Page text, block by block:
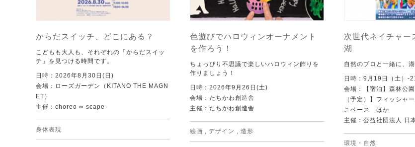
からだスイッチ、どこにある？
こどもも大人も、それぞれの「からだスイッ
チ」を見つける時間です。
日時：2026年8月30日(日)
会場：ローズガーデン（KITANO THE MAGN
ET）
主催：choreo ∞ scape
身体表現
色遊びでハロウィンオーナメント
を作ろう！
ちょっぴり不思議で楽しいハロウィン飾りを
作りましょう！
日時：2026年9月26日(土)
会場：たちかわ創造舎
主催：たちかわ創造舎
絵画 デザイン 造形
次世代ネイチャー
湖
自然のプロと一緒に、
日時：9月19日（土）-
会場：【宿泊】森林公
（予定）】フィッシャ
こベース ほか
主催：公益社団法人 日
環境・自然